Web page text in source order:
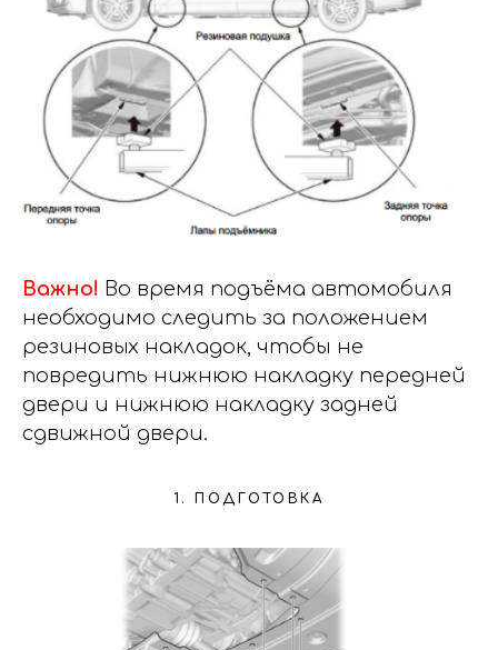
Важно! Во время подъёма автомобиля
необходимо следить за положением
резиновых накладок, чтобы не
повредить нижнюю накладку передней
двери и нижнюю накладку задней
сдвижной двери.
1. ПОДГОТОВКА